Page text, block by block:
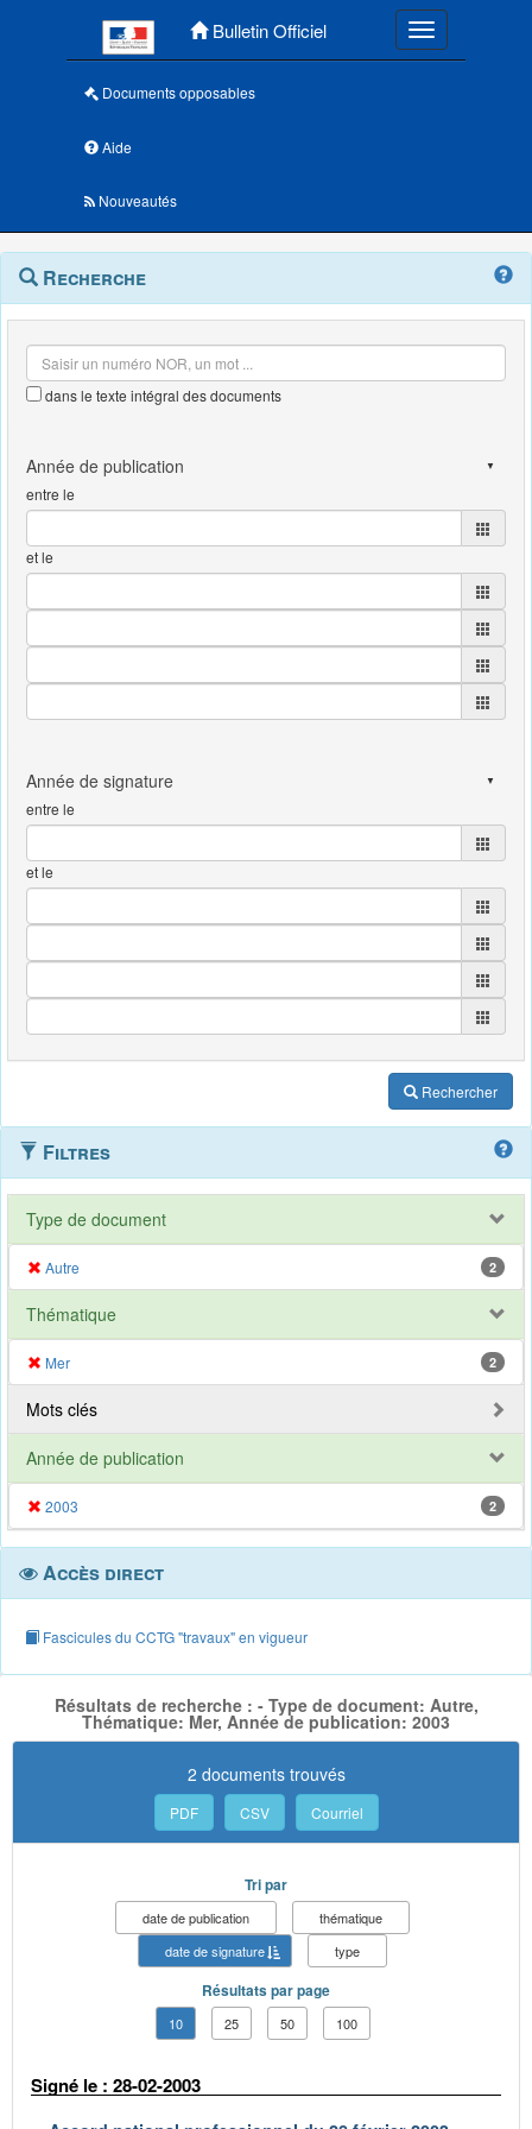
Bulletin Officiel Toggle
Documents opposables
Aide
Nouveautés
Navigation
outils
Menu
contextuel
Recherche
dans le texte intégral des documents
entre le
et le
entre le
et le
Rechercher
Filtres
Type de document
Autre 2
Thématique
Mer 2
Mots clés
Année de publication
2003 2
Accès direct
Fascicules du CCTG "travaux" en vigueur
Résultats de recherche : - Type de document: Autre,
Thématique: Mer, Année de publication: 2003
2 documents trouvés
PDF CSV Courriel
Tri par
date de publication
thématique
date de signature
type
Résultats par page
10 25 50 100
Signé le : 28-02-2003